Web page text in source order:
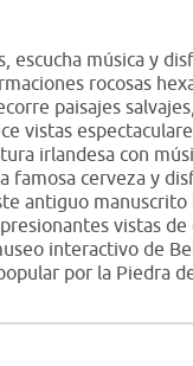
escucha música y
rocosas
paisajes
vistas
irlandesa con
famosa cerveza y
antiguo
vistas
interactivo de
por la Piedra